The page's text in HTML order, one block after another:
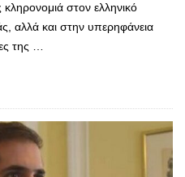
στον ελληνικό
αλλά και στην υπερηφάνεια
της …